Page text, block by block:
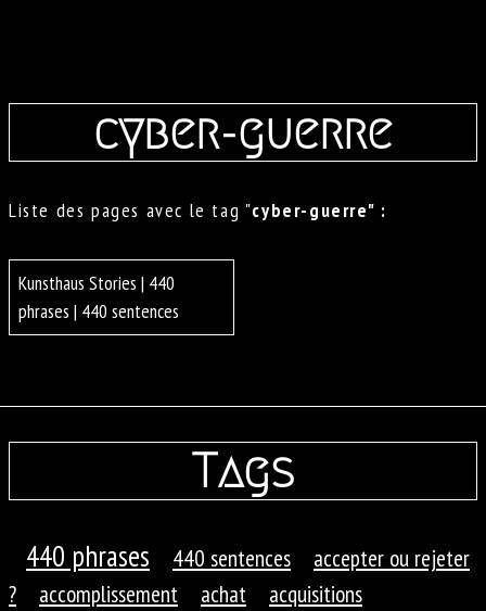
cyber-guerre
Liste des pages avec le tag "cyber-guerre" :
Kunsthaus Stories | 440
phrases | 440 sentences
Tags
440 phrases 440 sentences
accepter ou rejeter
?
accomplissement achat acquisitions